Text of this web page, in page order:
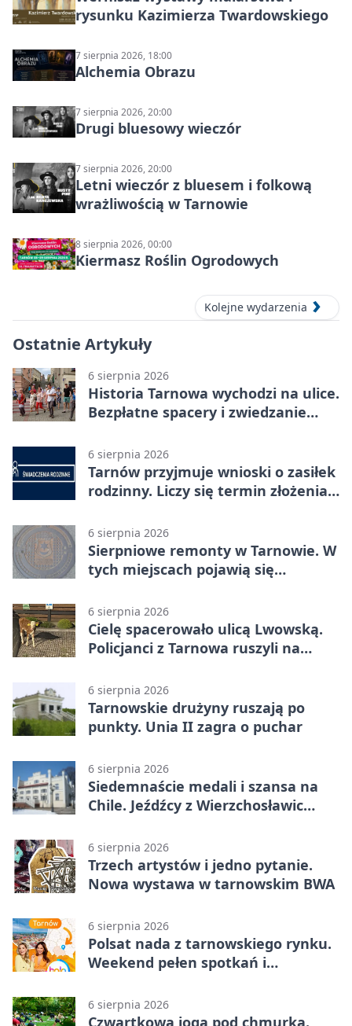
rysunku Kazimierza Twardowskiego
7 sierpnia 2026, 18:00
Alchemia Obrazu
7 sierpnia 2026, 20:00
Drugi bluesowy wieczór
7 sierpnia 2026, 20:00
Letni wieczór z bluesem i folkową
wrażliwością w Tarnowie
8 sierpnia 2026, 00:00
Kiermasz Roślin Ogrodowych
Kolejne wydarzenia
Ostatnie Artykuły
6 sierpnia 2026
Historia Tarnowa wychodzi na ulice.
Bezpłatne spacery i zwiedzanie
6 sierpnia 2026
Tarnów przyjmuje wnioski o zasiłek
rodzinny. Liczy się termin złożenia
6 sierpnia 2026
Sierpniowe remonty w Tarnowie. W
tych miejscach pojawią się
6 sierpnia 2026
Cielę spacerowało ulicą Lwowską.
Policjanci z Tarnowa ruszyli na
6 sierpnia 2026
Tarnowskie drużyny ruszają po
punkty. Unia II zagra o puchar
6 sierpnia 2026
Siedemnaście medali i szansa na
Chile. Jeźdźcy z Wierzchosławic
6 sierpnia 2026
Trzech artystów i jedno pytanie.
Nowa wystawa w tarnowskim BWA
6 sierpnia 2026
Polsat nada z tarnowskiego rynku.
Weekend pełen spotkań i
6 sierpnia 2026